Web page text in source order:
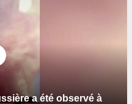
a été observé à